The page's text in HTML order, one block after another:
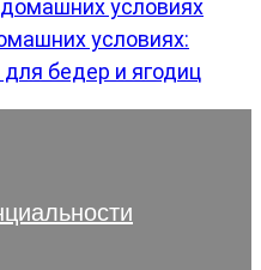
условиях:
бедер и ягодиц